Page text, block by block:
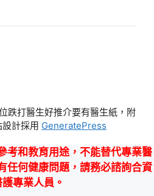
跌打醫生好推介要有醫生紙，附
設計採用 GeneratePress
考和教育用途，不能替代專業醫
任何健康問題，請務必諮詢合資
專業人員。